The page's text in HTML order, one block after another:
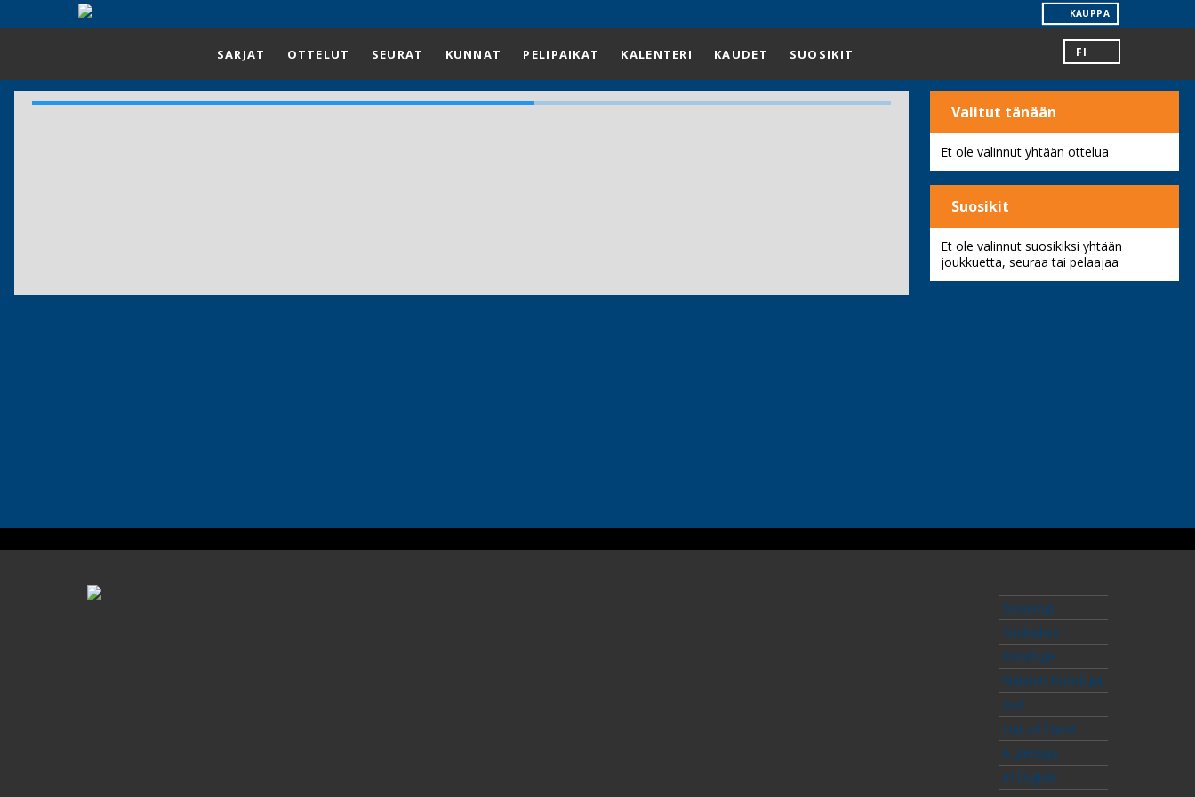
KAUPPA
SARJAT OTTELUT SEURAT KUNNAT PELIPAIKAT KALENTERI KAUDET SUOSIKIT FI
Valitut tänään
Et ole valinnut yhtään ottelua
Suosikit
Et ole valinnut suosikiksi yhtään
joukkuetta, seuraa tai pelaajaa
Susijengi
Susiladies
Korisliiga
Naisten Korisliiga
3x3
Hall of Fame
6. pelaaja
In English